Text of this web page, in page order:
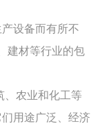
设备而有所不
建材等行业的包
、农业和化工等
用途广泛、经济